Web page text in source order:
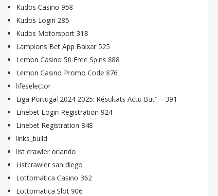
Kudos Casino 958
Kudos Login 285
Kudos Motorsport 318
Lampions Bet App Baixar 525
Lemon Casino 50 Free Spins 888
Lemon Casino Promo Code 876
lifeselector
Liga Portugal 2024 2025: Résultats Actu But" – 391
Linebet Login Registration 924
Linebet Registration 848
links_build
list crawler orlando
Listcrawler san diego
Lottomatica Casino 362
Lottomatica Slot 906